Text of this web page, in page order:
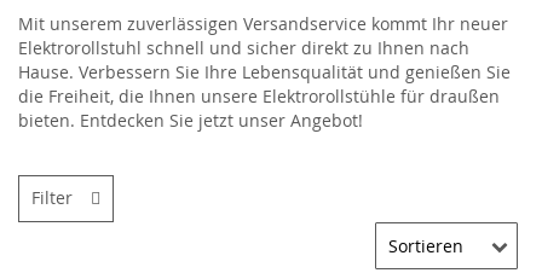
Mit unserem zuverlässigen Versandservice kommt Ihr neuer
Elektrorollstuhl schnell und sicher direkt zu Ihnen nach
Hause. Verbessern Sie Ihre Lebensqualität und genießen Sie
die Freiheit, die Ihnen unsere Elektrorollstühle für draußen
bieten. Entdecken Sie jetzt unser Angebot!
Filter